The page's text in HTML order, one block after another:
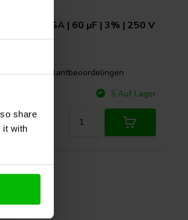
share
it with
ESA | 60 µF | 3% | 250 V
0 klantbeoordelingen
5 Auf Lager